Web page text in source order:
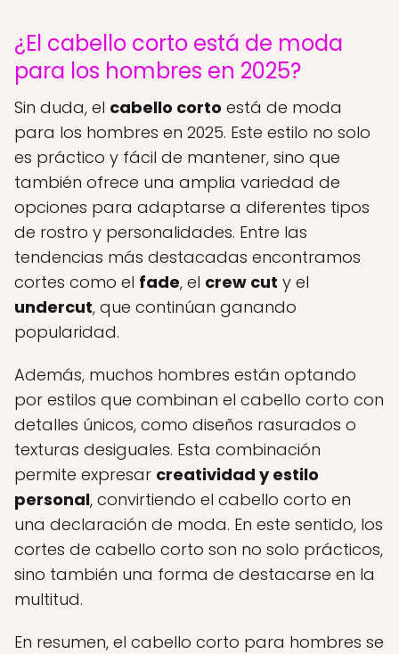
¿El cabello corto está de moda
para los hombres en 2025?
Sin duda, el cabello corto está de moda
para los hombres en 2025. Este estilo no solo
es práctico y fácil de mantener, sino que
también ofrece una amplia variedad de
opciones para adaptarse a diferentes tipos
de rostro y personalidades. Entre las
tendencias más destacadas encontramos
cortes como el fade, el crew cut y el
undercut, que continúan ganando
popularidad.
Además, muchos hombres están optando
por estilos que combinan el cabello corto con
detalles únicos, como diseños rasurados o
texturas desiguales. Esta combinación
permite expresar creatividad y estilo
personal, convirtiendo el cabello corto en
una declaración de moda. En este sentido, los
cortes de cabello corto son no solo prácticos,
sino también una forma de destacarse en la
multitud.
En resumen, el cabello corto para hombres se